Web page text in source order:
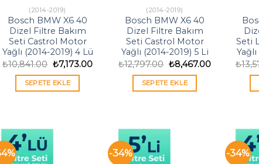
(2014-2019)
Bosch BMW X6 40
Dizel Filtre Bakım
Seti Castrol Motor
Yağlı (2014-2019) 4 Lü
₺10,841.00 Orijinal
fiyat:
₺10,841.00.
₺7,173.00Şu
SEPETE EKLE
(2014-2019)
Bosch BMW X6 40
Dizel Filtre Bakım
Seti Castrol Motor
Yağlı (2014-2019) 5 Li
₺12,797.00 Orijinal
fiyat:
₺12,797.00.
₺8,467.00Şu
₺8,467.00.
SEPETE EKLE
Seti
₺
-34% -34%